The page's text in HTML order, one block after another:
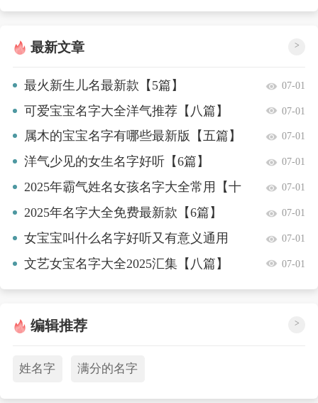
最新文章 >
最火新生儿名最新款【5篇】 07-01
可爱宝宝名字大全洋气推荐【八篇】 07-01
属木的宝宝名字有哪些最新版【五篇】 07-01
洋气少见的女生名字好听【6篇】 07-01
2025年霸气姓名女孩名字大全常用【十
篇】
07-01
2025年名字大全免费最新款【6篇】 07-01
女宝宝叫什么名字好听又有意义通用
【7篇】
07-01
文艺女宝名字大全2025汇集【八篇】 07-01
编辑推荐 >
姓名字 满分的名字